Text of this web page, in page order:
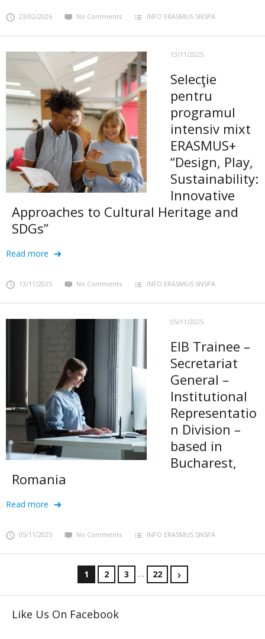
23/02/2026 No Comments INFO ERASMUS SNSPA
13/11/2025
Selecţie
pentru
programul
intensiv mixt
ERASMUS+
“Design, Play,
Sustainability:
Innovative
Approaches to Cultural Heritage and
SDGs”
Read more
13/11/2025 No Comments INFO ERASMUS SNSPA
05/11/2025
EIB Trainee –
Secretariat
General –
Institutional
Representatio
n Division –
based in
Bucharest,
Romania
Read more
05/11/2025 No Comments INFO ERASMUS SNSPA
1 2 3 … 22
Like Us On Facebook